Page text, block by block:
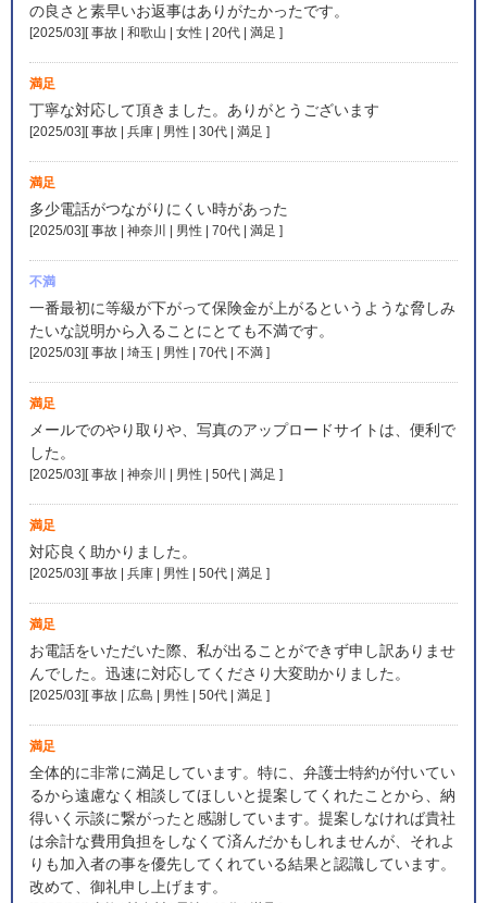
の良さと素早いお返事はありがたかったです。
[2025/03][ 事故 | 和歌山 | 女性 | 20代 | 満足 ]
満足
丁寧な対応して頂きました。ありがとうございます
[2025/03][ 事故 | 兵庫 | 男性 | 30代 | 満足 ]
満足
多少電話がつながりにくい時があった
[2025/03][ 事故 | 神奈川 | 男性 | 70代 | 満足 ]
不満
一番最初に等級が下がって保険金が上がるというような脅しみ
たいな説明から入ることにとても不満です。
[2025/03][ 事故 | 埼玉 | 男性 | 70代 | 不満 ]
満足
メールでのやり取りや、写真のアップロードサイトは、便利で
した。
[2025/03][ 事故 | 神奈川 | 男性 | 50代 | 満足 ]
満足
対応良く助かりました。
[2025/03][ 事故 | 兵庫 | 男性 | 50代 | 満足 ]
満足
お電話をいただいた際、私が出ることができず申し訳ありませ
んでした。迅速に対応してくださり大変助かりました。
[2025/03][ 事故 | 広島 | 男性 | 50代 | 満足 ]
満足
全体的に非常に満足しています。特に、弁護士特約が付いてい
るから遠慮なく相談してほしいと提案してくれたことから、納
得いく示談に繋がったと感謝しています。提案しなければ貴社
は余計な費用負担をしなくて済んだかもしれませんが、それよ
りも加入者の事を優先してくれている結果と認識しています。
改めて、御礼申し上げます。